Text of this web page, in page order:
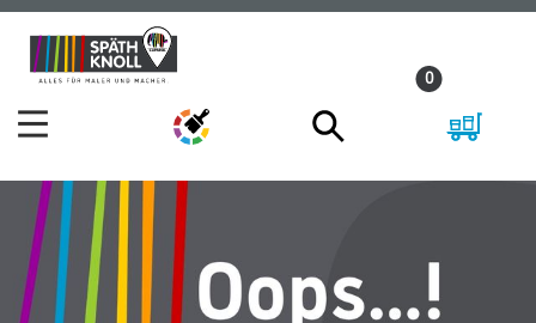
Zum
Inhalt
Zum
Navigationsmenü
0